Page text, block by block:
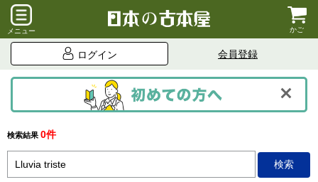
メニュー かご
ログイン 会員登録
検索結果 0件